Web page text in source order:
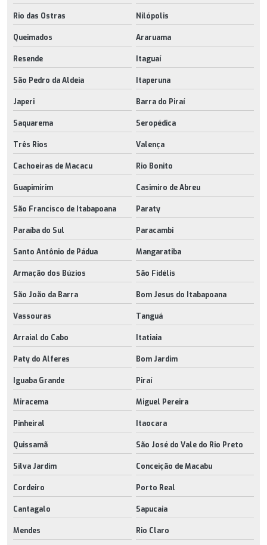
Rio das Ostras Nilópolis
Queimados Araruama
Resende Itaguaí
São Pedro da Aldeia Itaperuna
Japeri Barra do Piraí
Saquarema Seropédica
Três Rios Valença
Cachoeiras de Macacu Rio Bonito
Guapimirim Casimiro de Abreu
São Francisco de Itabapoana Paraty
Paraíba do Sul Paracambi
Santo Antônio de Pádua Mangaratiba
Armação dos Búzios São Fidélis
São João da Barra Bom Jesus do Itabapoana
Vassouras Tanguá
Arraial do Cabo Itatiaia
Paty do Alferes Bom Jardim
Iguaba Grande Piraí
Miracema Miguel Pereira
Pinheiral Itaocara
Quissamã São José do Vale do Rio Preto
Silva Jardim Conceição de Macabu
Cordeiro Porto Real
Cantagalo Sapucaia
Mendes Rio Claro